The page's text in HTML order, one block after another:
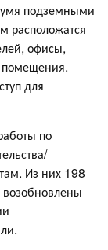
подземными
расположатся
офисы,
помещения.
для
по
Из них 198